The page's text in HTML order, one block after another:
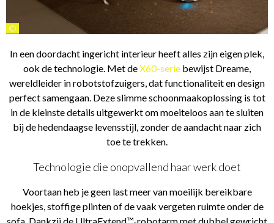
©
In een doordacht ingericht interieur heeft alles zijn eigen plek,
ook de technologie. Met deX60-serie bewijst Dreame,
wereldleider in robotstofzuigers, dat functionaliteit en design
perfect samengaan. Deze slimme schoonmaakoplossing is tot
in de kleinste details uitgewerkt om moeiteloos aan te sluiten
bij de hedendaagse levensstijl, zonder de aandacht naar zich
toe te trekken.
Technologie die onopvallend haar werk doet
Voortaan heb je geen last meer van moeilijk bereikbare
hoekjes, stoffige plinten of de vaak vergeten ruimte onder de